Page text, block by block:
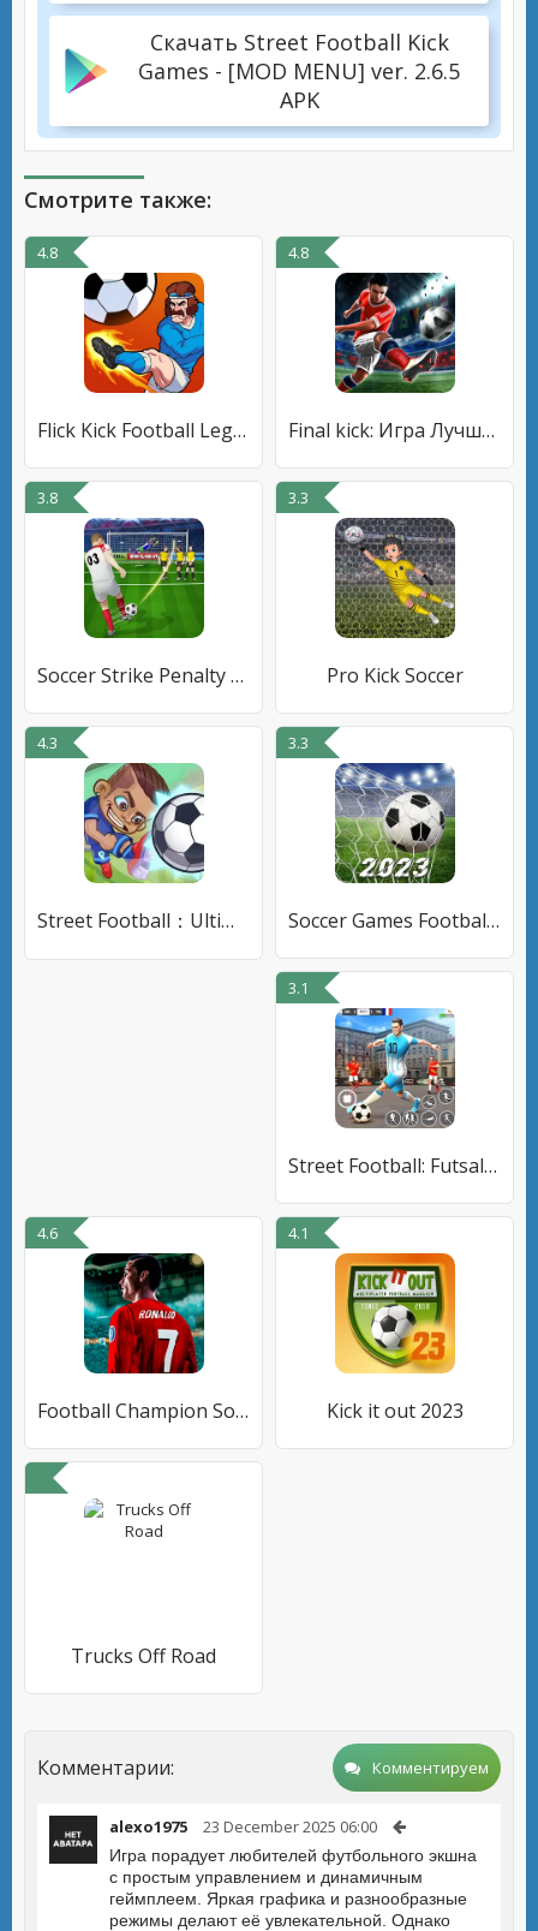
Скачать Street Football Kick
Games - [MOD MENU] ver. 2.6.5
APK
Смотрите также:
4.8
Flick Kick Football Legends
4.8
Final kick: Игра Лучший футбол
3.8
Soccer Strike Penalty Kick
3.3
Pro Kick Soccer
4.3
Street Football：Ultimate Fight
3.3
Soccer Games Football 2023
3.1
Street Football: Futsal Games
4.6
Football Champion Soccer Kick
4.1
Kick it out 2023
Trucks Off Road
Комментарии: Комментируем
alexo1975 23 December 2025 06:00
Игра порадует любителей футбольного экшна
с простым управлением и динамичным
геймплеем. Яркая графика и разнообразные
режимы делают её увлекательной. Однако